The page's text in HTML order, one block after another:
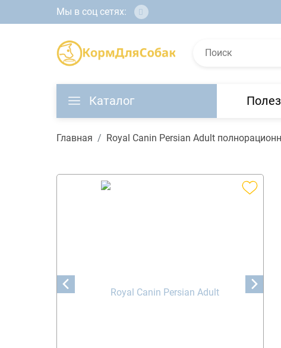
Мы в соц сетях:
Каталог
Главная Royal Canin Persian Adult